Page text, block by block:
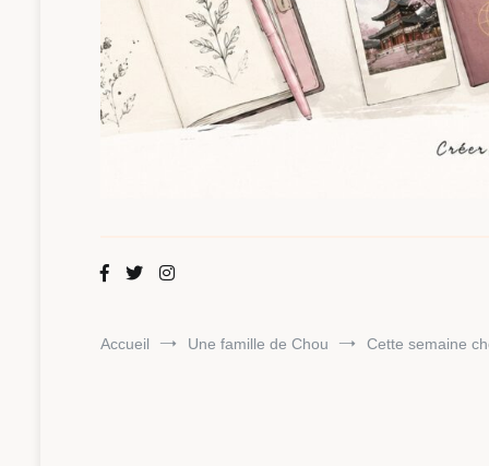
Maman Chou
Accueil Une famille de Chou Cette semaine